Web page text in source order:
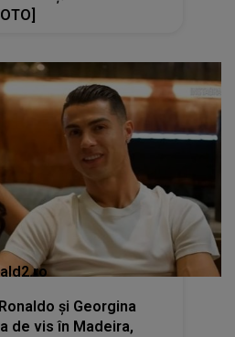
și Georgina
de vis în Madeira,